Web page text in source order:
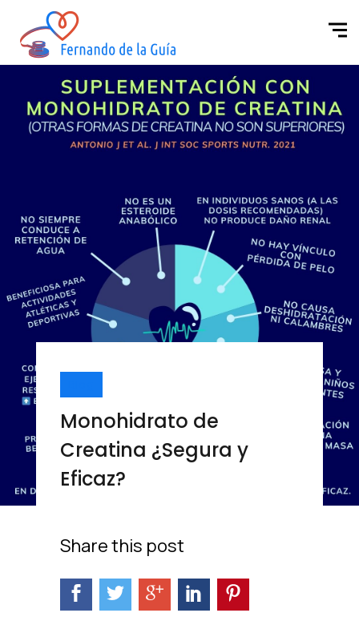
Monohidrato de
Creatina ¿Segura y
Eficaz?
Share this post